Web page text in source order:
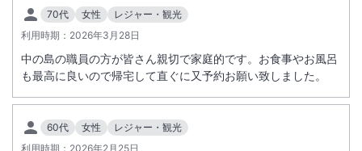
２０１９年４月ＯＰＥＮの全室露天風呂付「凪の抄」高級和風リゾート
としてリブランド。潮騒を聞きながら浸る露天風呂「紀州潮聞之湯」は
旅情満点。
大浴場あり
70代 女性
レジャー・観光
利用時期： 2026年3月28日
中の島の職員の方が皆さん親切で家庭的です。お食事やお風呂
も最高に良いので帰宅して直ぐに又予約お願い致しました。
60代 女性
レジャー・観光
利用時期： 2026年2月25日